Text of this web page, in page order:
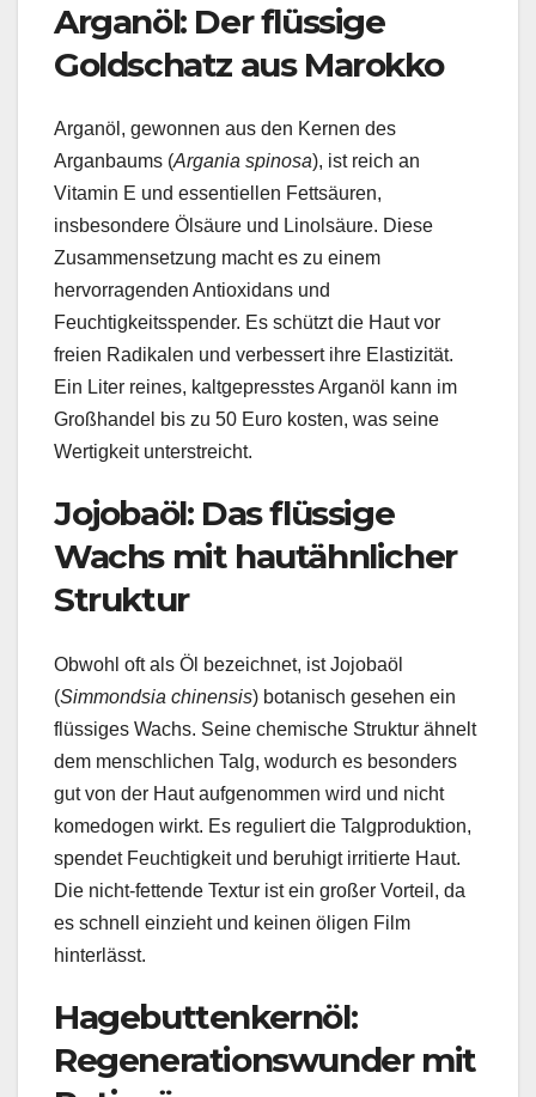
Arganöl: Der flüssige
Goldschatz aus Marokko
Arganöl, gewonnen aus den Kernen des
Arganbaums (Argania spinosa), ist reich an
Vitamin E und essentiellen Fettsäuren,
insbesondere Ölsäure und Linolsäure. Diese
Zusammensetzung macht es zu einem
hervorragenden Antioxidans und
Feuchtigkeitsspender. Es schützt die Haut vor
freien Radikalen und verbessert ihre Elastizität.
Ein Liter reines, kaltgepresstes Arganöl kann im
Großhandel bis zu 50 Euro kosten, was seine
Wertigkeit unterstreicht.
Jojobaöl: Das flüssige
Wachs mit hautähnlicher
Struktur
Obwohl oft als Öl bezeichnet, ist Jojobaöl
(Simmondsia chinensis) botanisch gesehen ein
flüssiges Wachs. Seine chemische Struktur ähnelt
dem menschlichen Talg, wodurch es besonders
gut von der Haut aufgenommen wird und nicht
komedogen wirkt. Es reguliert die Talgproduktion,
spendet Feuchtigkeit und beruhigt irritierte Haut.
Die nicht-fettende Textur ist ein großer Vorteil, da
es schnell einzieht und keinen öligen Film
hinterlässt.
Hagebuttenkernöl:
Regenerationswunder mit